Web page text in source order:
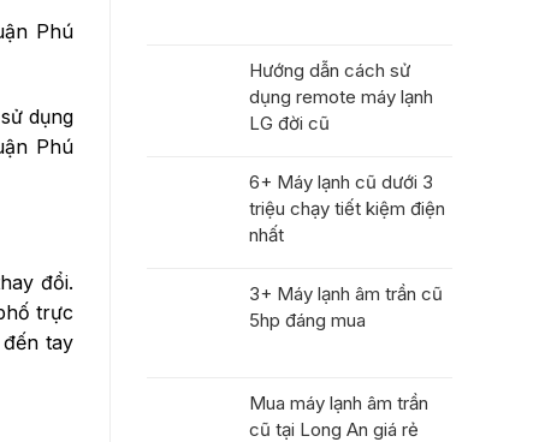
Phú
dụng
Phú
đổi.
trực
tay
Hướng dẫn cách sử
dụng remote máy lạnh
LG đời cũ
6+ Máy lạnh cũ dưới 3
triệu chạy tiết kiệm điện
nhất
3+ Máy lạnh âm trần cũ
5hp đáng mua
Mua máy lạnh âm trần
cũ tại Long An giá rẻ